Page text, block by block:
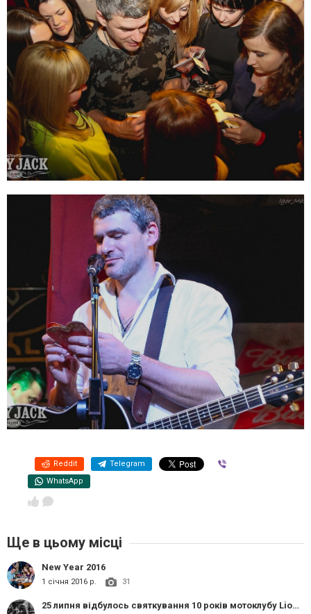
Reddit Telegram
WhatsApp
Ще в цьому місці
New Year 2016
1 січня 2016 р. 31
25 липня відбулось святкування 10 років мотоклубу Lions MC Ukraine!!!